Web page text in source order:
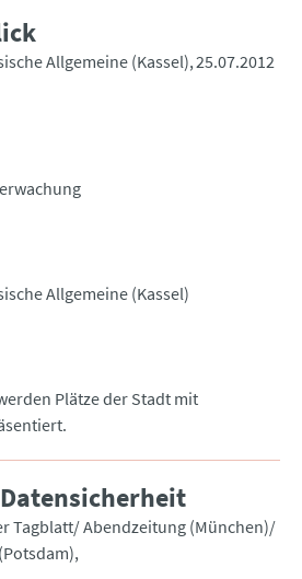
Allgemeine (Kassel) 25.07.2012
Allgemeine (Kassel)
Plätze der Stadt mit
Tagblatt/ Abendzeitung (München)/